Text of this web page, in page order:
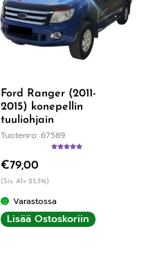
Ford Ranger (2011-
2015) konepellin
tuuliohjain
Tuotenro: 67589
€79,00
(Sis. Alv 25,5%)
Varastossa
Lisää Ostoskoriin